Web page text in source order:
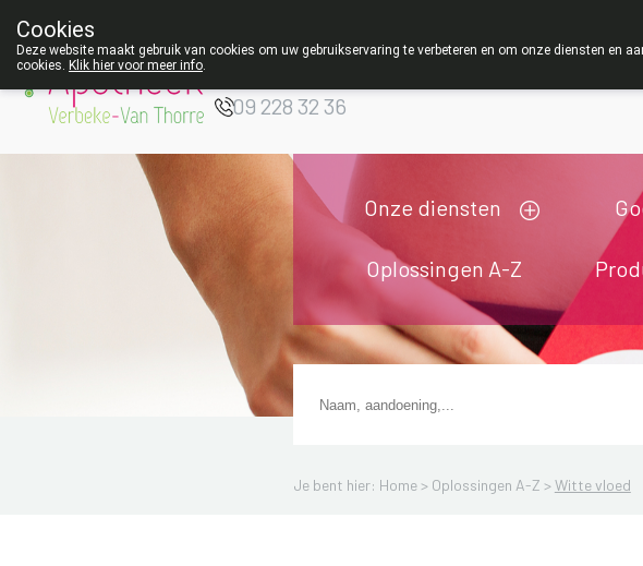
Apotheek Verbeke
- Van Thorre
09 228 32 36
Onze diensten
Oplossingen A-Z
Je bent hier: Home > Oplossingen A-Z >Witte vloed
Cookies
Deze website maakt gebruik van cookies om uw gebruikservaring te verbeteren en om onze diensten en
cookies. Klik hier voor meer info.